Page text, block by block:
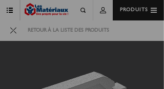
PRODUITS
RETOUR À LA LISTE DES PRODUITS